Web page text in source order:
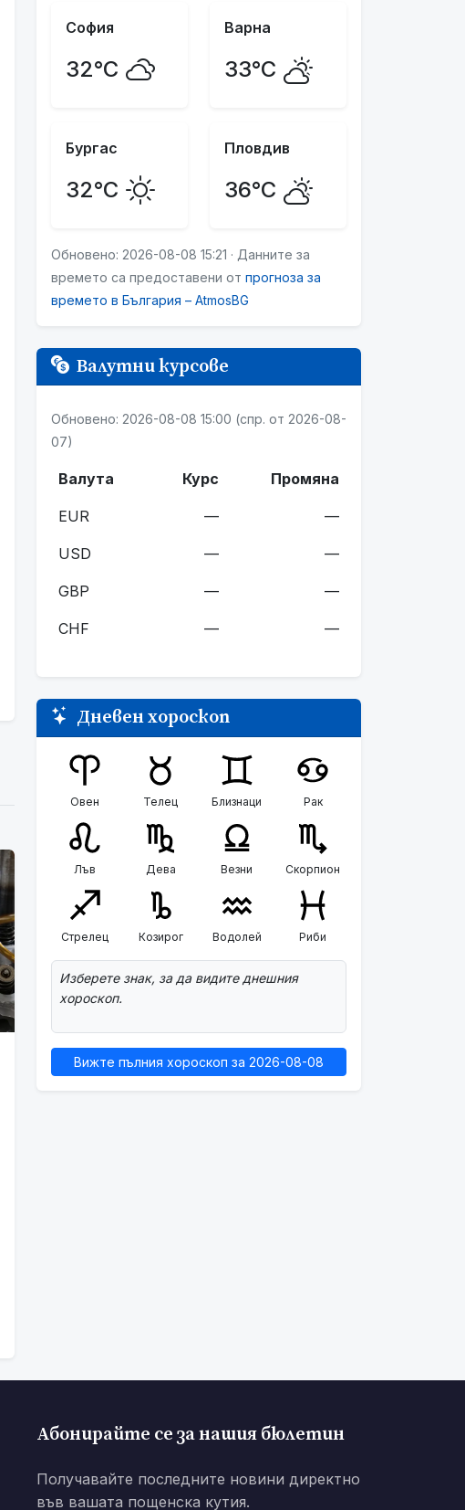
София
32°C
Варна
33°C
Бургас
32°C
Пловдив
36°C
Обновено: 2026-08-08 15:21 · Данните за
времето са предоставени от прогноза за
времето в България – AtmosBG
Валутни курсове
Валута Курс Промяна
EUR — —
USD — —
GBP — —
CHF — —
Обновено: 2026-08-08 15:00 (спр. от 2026-08-
07)
Дневен хороскоп
Овен Телец Близнаци Рак
Лъв Дева Везни Скорпион
Стрелец Козирог Водолей Риби
Изберете знак, за да видите днешния
хороскоп.
Вижте пълния хороскоп за 2026-08-08
Абонирайте се за нашия бюлетин
Получавайте последните новини директно
във вашата пощенска кутия.